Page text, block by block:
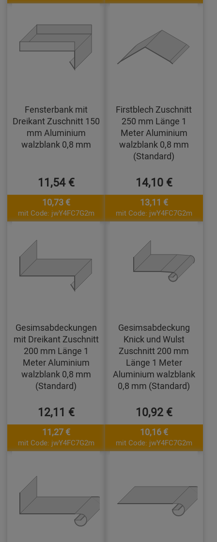
Fensterbank mit
Dreikant Zuschnitt 150
mm Aluminium
walzblank 0,8 mm
11,54 €
10,73 €
mit Code: jwY4FC7G2m
Firstblech Zuschnitt
250 mm Länge 1
Meter Aluminium
walzblank 0,8 mm
(Standard)
14,10 €
13,11 €
mit Code: jwY4FC7G2m
Gesimsabdeckungen
mit Dreikant Zuschnitt
200 mm Länge 1
Meter Aluminium
walzblank 0,8 mm
(Standard)
12,11 €
11,27 €
mit Code: jwY4FC7G2m
Gesimsabdeckung
Knick und Wulst
Zuschnitt 200 mm
Länge 1 Meter
Aluminium walzblank
0,8 mm (Standard)
10,92 €
10,16 €
mit Code: jwY4FC7G2m